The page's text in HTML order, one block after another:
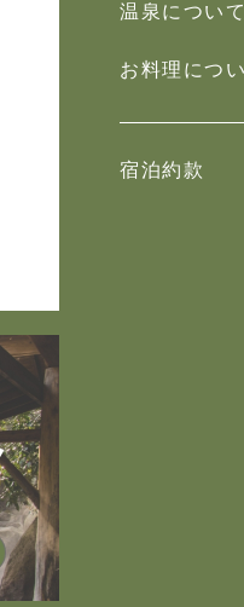
温泉について
お料理につ
宿泊約款